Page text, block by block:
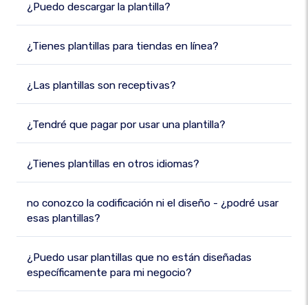
¿Puedo descargar la plantilla?
¿Tienes plantillas para tiendas en línea?
¿Las plantillas son receptivas?
¿Tendré que pagar por usar una plantilla?
¿Tienes plantillas en otros idiomas?
no conozco la codificación ni el diseño - ¿podré usar
esas plantillas?
¿Puedo usar plantillas que no están diseñadas
específicamente para mi negocio?